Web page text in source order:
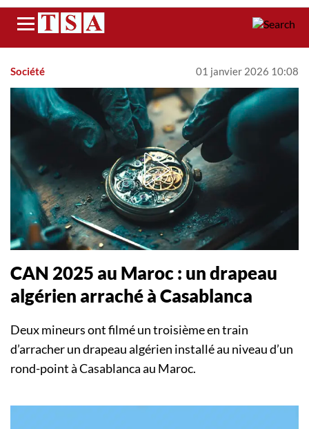
Menu
Société 01 janvier 2026 10:08
CAN 2025 au Maroc : un drapeau
algérien arraché à Casablanca
Deux mineurs ont filmé un troisième en train
d’arracher un drapeau algérien installé au niveau d’un
rond-point à Casablanca au Maroc.